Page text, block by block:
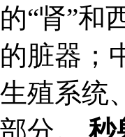
的“肾”和
的脏器；
生殖系统
部分。秒